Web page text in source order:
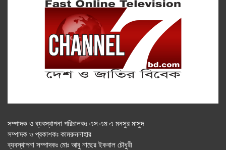
সম্পাদক ও ব্যবস্থাপনা পরিচালকঃ এস.এম.এ মনসুর মাসুদ
সম্পাদক ও প্রকাশকঃ কামরুননাহার
ব্যবস্থাপনা সম্পাদকঃ মোঃ আবু নাছের ইকবাল চৌধুরী